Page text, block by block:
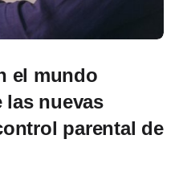
el mundo
las nuevas
parental de